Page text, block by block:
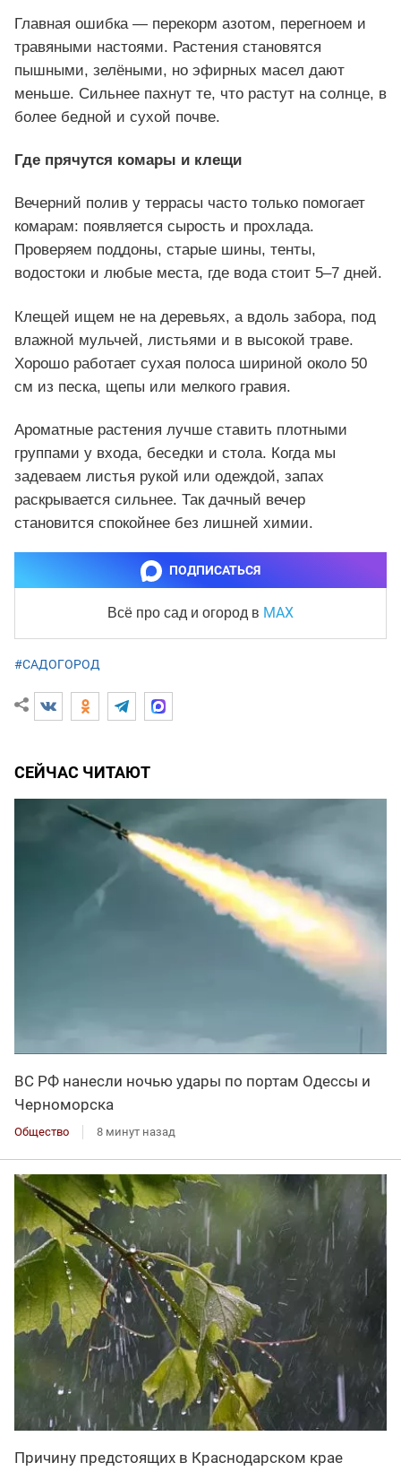
Главная ошибка — перекорм азотом, перегноем и
травяными настоями. Растения становятся
пышными, зелёными, но эфирных масел дают
меньше. Сильнее пахнут те, что растут на солнце, в
более бедной и сухой почве.
Где прячутся комары и клещи
Вечерний полив у террасы часто только помогает
комарам: появляется сырость и прохлада.
Проверяем поддоны, старые шины, тенты,
водостоки и любые места, где вода стоит 5–7 дней.
Клещей ищем не на деревьях, а вдоль забора, под
влажной мульчей, листьями и в высокой траве.
Хорошо работает сухая полоса шириной около 50
см из песка, щепы или мелкого гравия.
Ароматные растения лучше ставить плотными
группами у входа, беседки и стола. Когда мы
задеваем листья рукой или одеждой, запах
раскрывается сильнее. Так дачный вечер
становится спокойнее без лишней химии.
ПОДПИСАТЬСЯ
Всё про сад и огород в MAX
#САДОГОРОД
СЕЙЧАС ЧИТАЮТ
ВС РФ нанесли ночью удары по портам Одессы и
Черноморска
Общество 8 минут назад
Причину предстоящих в Краснодарском крае